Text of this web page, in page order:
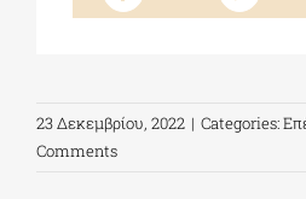
23 Δεκεμβρίου, 2022 | Categories:
Comments